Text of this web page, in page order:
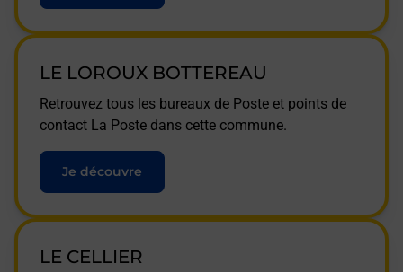
LE LOROUX BOTTEREAU
Retrouvez tous les bureaux de Poste et points de
contact La Poste dans cette commune.
Je découvre
LE CELLIER